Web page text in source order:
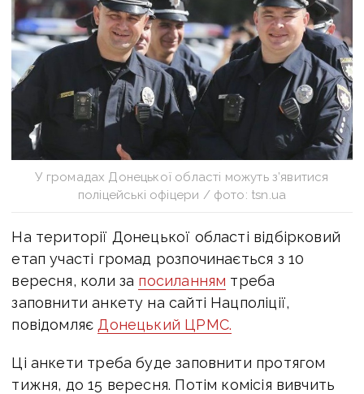
У громадах Донецької області можуть з’явитися
поліцейські офіцери / фото: tsn.ua
На території Донецької області відбірковий
етап участі громад розпочинається з 10
вересня, коли за посиланням треба
заповнити анкету на сайті Нацполіції,
повідомляє Донецький ЦРМС.
Ці анкети треба буде заповнити протягом
тижня, до 15 вересня. Потім комісія вивчить